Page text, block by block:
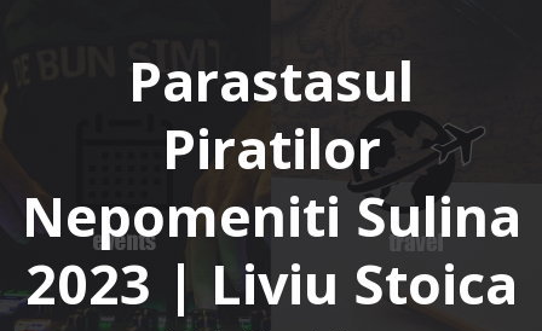
Parastasul
Piratilor
Nepomeniti Sulina
2023 | Liviu Stoica